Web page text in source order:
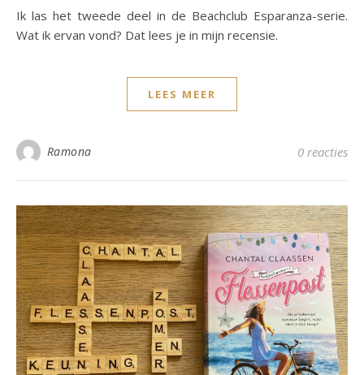
Ik las het tweede deel in de Beachclub Esparanza-serie.
Wat ik ervan vond? Dat lees je in mijn recensie.
LEES MEER
Ramona 0 reacties